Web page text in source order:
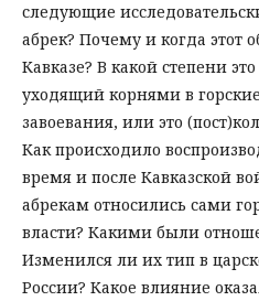
следующие
абрек? Почему и когда этот
Кавказе? В какой степени
уходящий корнями в
завоевания, или это
Как происходило
время и после Кавказской
абрекам относились сами
власти? Какими были
Изменился ли их тип в
России? Какое влияние